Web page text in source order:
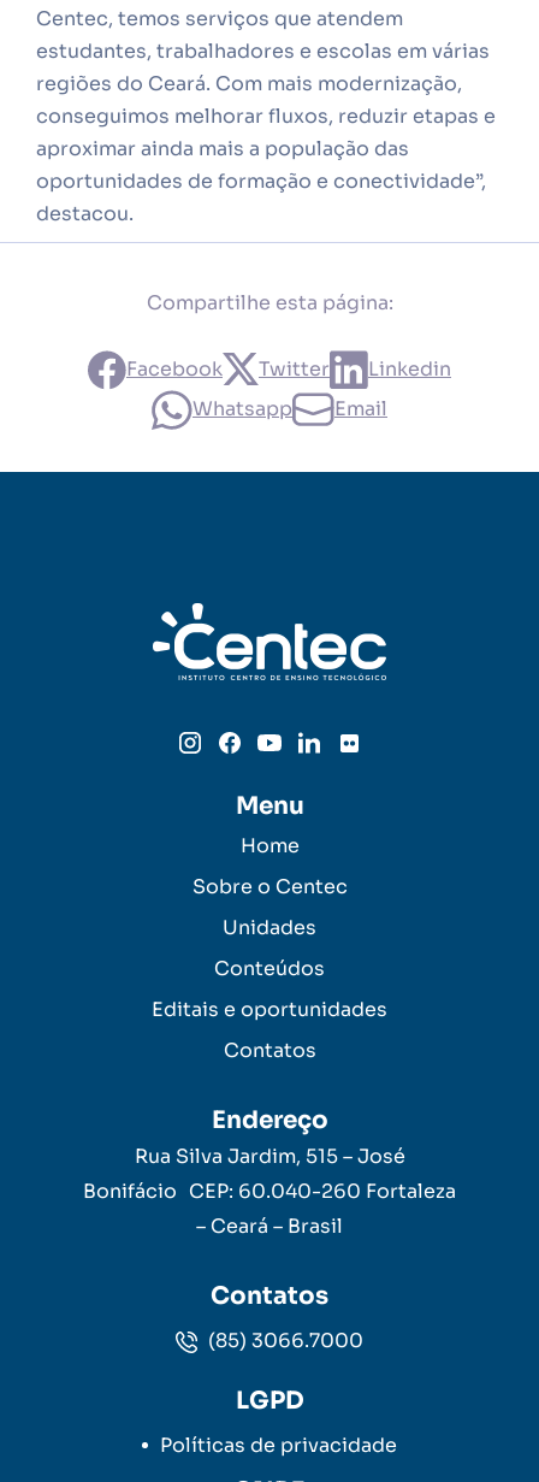
Centec, temos serviços que atendem
estudantes, trabalhadores e escolas em várias
regiões do Ceará. Com mais modernização,
conseguimos melhorar fluxos, reduzir etapas e
aproximar ainda mais a população das
oportunidades de formação e conectividade”,
destacou.
Compartilhe esta página:
Facebook Twitter
Linkedin
Whatsapp
Email
Menu
Home
Sobre o Centec
Unidades
Conteúdos
Editais e oportunidades
Contatos
Endereço
Rua Silva Jardim, 515 – José
Bonifácio CEP: 60.040-260 Fortaleza
– Ceará – Brasil
Contatos
(85) 3066.7000
LGPD
Políticas de privacidade